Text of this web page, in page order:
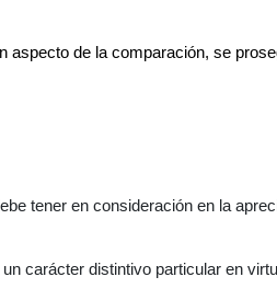
aspecto de la comparación, se
tener en consideración en la
carácter distintivo particular en